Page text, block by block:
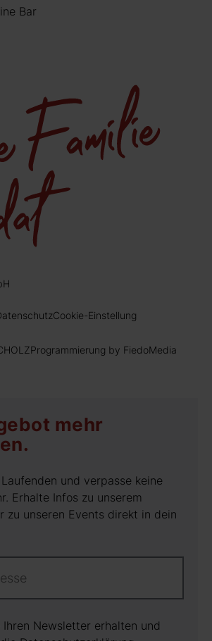
Bar
Cookie-Einstellung
Programmierung by FiedoMedia
mehr
und verpasse keine
Erhalte Infos zu unserem
zu unseren Events direkt in dein
Newsletter erhalten und